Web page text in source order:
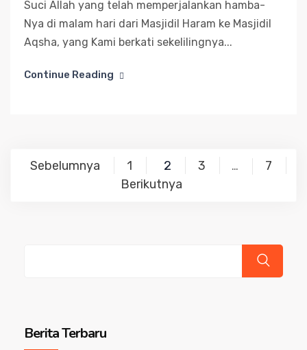
Suci Allah yang telah memperjalankan hamba-
Nya di malam hari dari Masjidil Haram ke Masjidil
Aqsha, yang Kami berkati sekelilingnya...
Continue Reading
Paginasi
Sebelumnya 1 2 3 …
7
Berikutnya
Berita Terbaru